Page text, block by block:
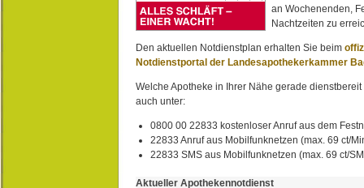
an Wochenenden,
Nachtzeiten zu
Den aktuellen Notdienstplan erhalten Sie beim
Notdienstportal der Landesapothekerkammer
Welche Apotheke in Ihrer Nähe gerade
auch unter:
0800 00 22833 kostenloser Anruf aus dem
22833 Anruf aus Mobilfunknetzen (max. 69 ct/
22833 SMS aus Mobilfunknetzen (max. 69 ct/
Aktueller Apothekennotdienst